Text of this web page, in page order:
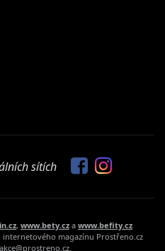
sítích
, www.bety.cz a www.befity.cz
magazínu Prostřeno.cz